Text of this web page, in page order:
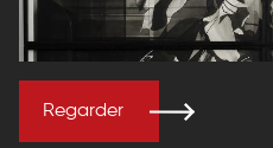
Regarder